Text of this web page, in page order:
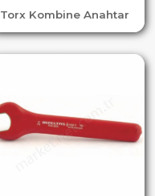
Torx Kombine Anahtar